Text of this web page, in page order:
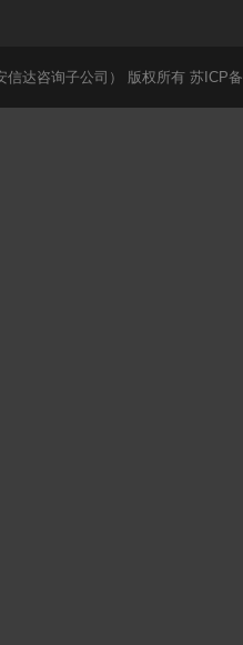
信达咨询子公司） 版权所有 苏ICP